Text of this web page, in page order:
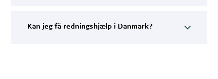
Kan jeg få redningshjælp i Danmark?